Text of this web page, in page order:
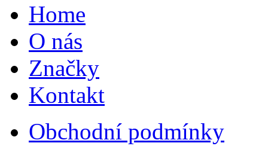
Home
O nás
Značky
Kontakt
Obchodní podmínky